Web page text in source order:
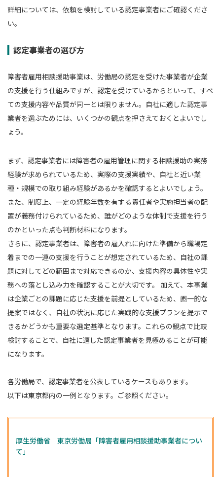
詳細については、依頼を検討している認定事業者にご確認くださ
い。
認定事業者の選び方
障害者雇用相談援助事業は、労働局の認定を受けた事業者が企業
の支援を行う仕組みですが、認定を受けているからといって、すべ
ての支援内容や品質が同一とは限りません。自社に適した認定事
業者を選ぶためには、いくつかの観点を押さえておくとよいでし
ょう。
まず、認定事業者には障害者の雇用管理に関する相談援助の実務
経験が求められているため、実際の支援実績や、自社と近い業
種・規模での取り組み経験があるかを確認するとよいでしょう。
また、制度上、一定の経験年数を有する責任者や実施担当者の配
置が義務付けられているため、誰がどのような体制で支援を行う
のかといった点も判断材料になります。
さらに、認定事業者は、障害者の雇入れに向けた準備から職場定
着までの一連の支援を行うことが想定されているため、自社の課
題に対してどの範囲まで対応できるのか、支援内容の具体性や実
務への落とし込み力を確認することが大切です。 加えて、本事業
は企業ごとの課題に応じた支援を前提としているため、画一的な
提案ではなく、自社の状況に応じた実践的な支援プランを提示で
きるかどうかも重要な選定基準となります。これらの観点で比較
検討することで、自社に適した認定事業者を見極めることが可能
になります。
各労働局で、認定事業者を公表しているケースもあります。
以下は東京都内の一例となります。ご参照ください。
厚生労働省 東京労働局「障害者雇用相談援助事業者につい
て」